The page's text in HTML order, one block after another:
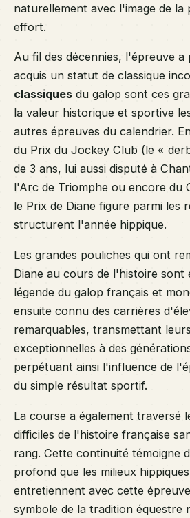
naturellement avec l'image de la
effort.
Au fil des décennies, l'épreuve a
acquis un statut de classique
classiques du galop sont ces
la valeur historique et sportive
autres épreuves du calendrier.
du Prix du Jockey Club (le «
de 3 ans, lui aussi disputé à
l'Arc de Triomphe ou encore du
le Prix de Diane figure parmi les
structurent l'année hippique.
Les grandes pouliches qui ont
Diane au cours de l'histoire sont
légende du galop français et
ensuite connu des carrières
remarquables, transmettant
exceptionnelles à des
perpétuant ainsi l'influence de
du simple résultat sportif.
La course a également traversé
difficiles de l'histoire française
rang. Cette continuité témoigne
profond que les milieux
entretiennent avec cette
symbole de la tradition équestre